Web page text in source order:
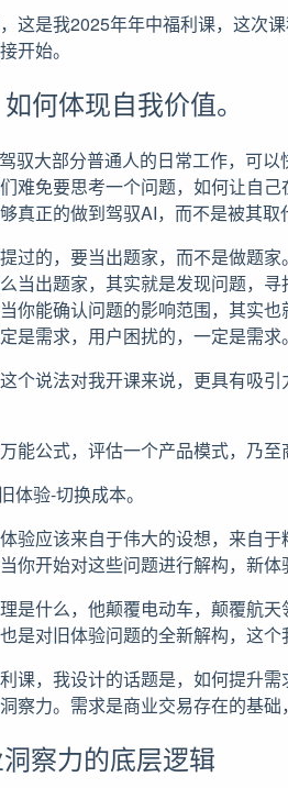
这是我2025年年中福利课，这次
开始。
何体现自我价值。
驭大部分普通人的日常工作，可
难免要思考一个问题，如何让自
真正的做到驾驭AI，而不是被其取
过的，要当出题家，而不是做题家。
当出题家，其实就是发现问题，
你能确认问题的影响范围，其实
是需求，用户困扰的，一定是需求。
个说法对我开课来说，更具有吸
能公式，评估一个产品模式，乃至
体验-切换成本。
验应该来自于伟大的设想，来自
你开始对这些问题进行解构，新体
是什么，他颠覆电动车，颠覆航
是对旧体验问题的全新解构，这个
课，我设计的话题是，如何提升
察力。需求是商业交易存在的基础
察力的底层逻辑